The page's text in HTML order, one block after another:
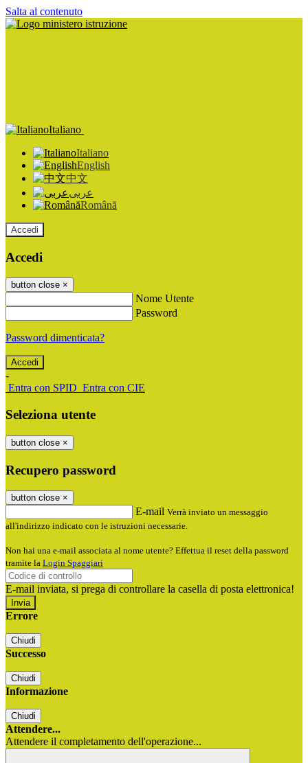
Salta al contenuto
Italiano
Italiano
English
中文
عربى
Română
Accedi
Accedi
button close ×
Nome Utente
Password
Password dimenticata?
-
Entra con SPID Entra con CIE
Seleziona utente
button close ×
Recupero password
button close ×
E-mail Verrà inviato un messaggio
all'indirizzo indicato con le istruzioni necessarie.
Non hai una e-mail associata al nome utente? Effettua il reset della password
tramite la Login Spaggiari
E-mail inviata, si prega di controllare la casella di posta elettronica!
Errore
Chiudi
Successo
Chiudi
Informazione
Chiudi
Attendere...
Attendere il completamento dell'operazione...